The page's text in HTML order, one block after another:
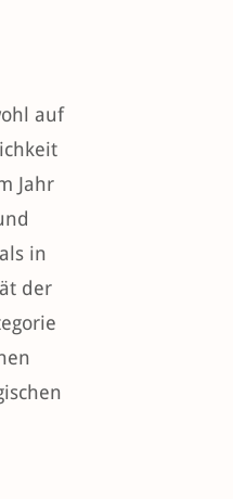
auf
Jahr
in
der